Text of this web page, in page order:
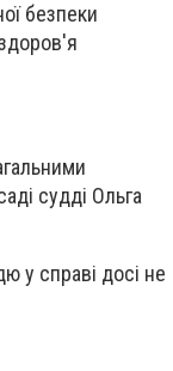
безпеки
судді Ольга
у справі досі не